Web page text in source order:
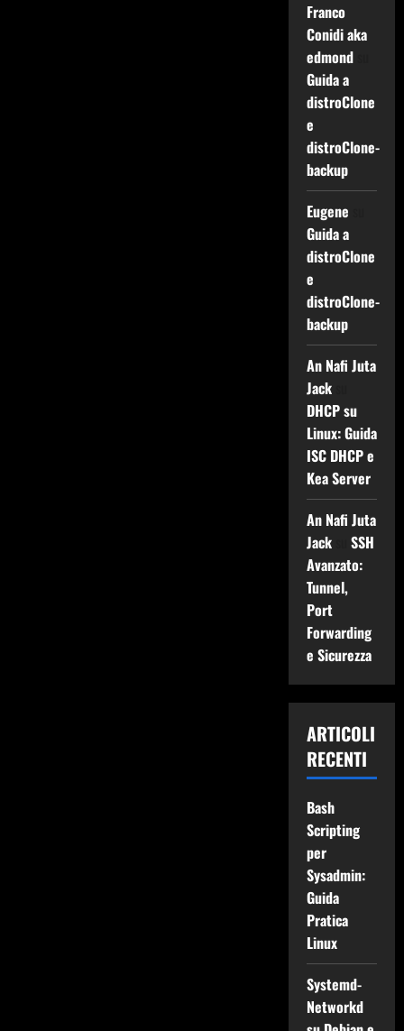
Franco
Conidi aka
edmondsu
Guida a
distroClone
e
distroClone-
backup
Eugene
Guida a
distroClone
e
distroClone-
backup
An Nafi Juta
Jacksu
DHCP su
Linux: Guida
ISC DHCP e
Kea Server
An Nafi Juta
Jacksu SSH
Avanzato:
Tunnel,
Port
Forwarding
e Sicurezza
ARTICOLI
RECENTI
Bash
Scripting
per
Sysadmin:
Guida
Pratica
Linux
Systemd-
Networkd